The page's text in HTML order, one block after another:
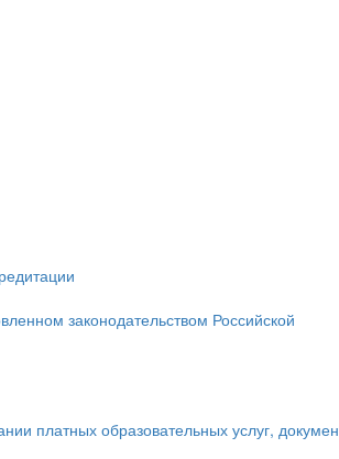
законодательством Российской
платных образовательных услуг,